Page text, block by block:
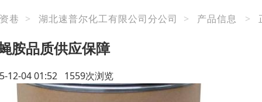
巷 > 湖北速普尔化工有限公司分公司 > 产品信息 >
胺品质供应保障
12-04 01:52 1559次浏览